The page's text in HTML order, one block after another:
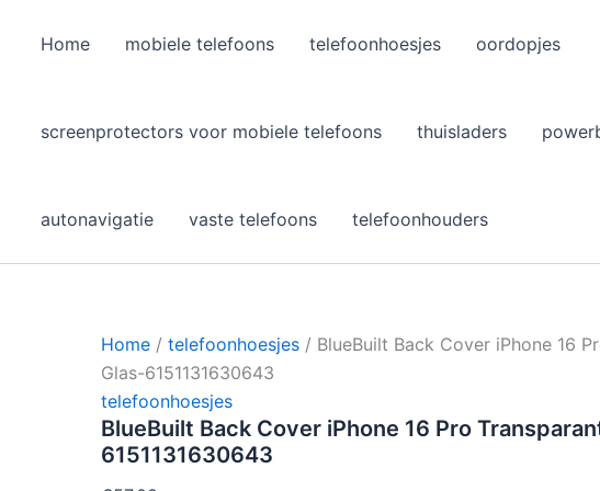
Home mobiele telefoons telefoonhoesjes oordopjes
screenprotectors voor mobiele telefoons thuisladers
autonavigatie vaste telefoons telefoonhouders
Home / telefoonhoesjes / BlueBuilt Back Cover iPhone 16
Glas-6151131630643
telefoonhoesjes
BlueBuilt Back Cover iPhone 16 Pro
6151131630643